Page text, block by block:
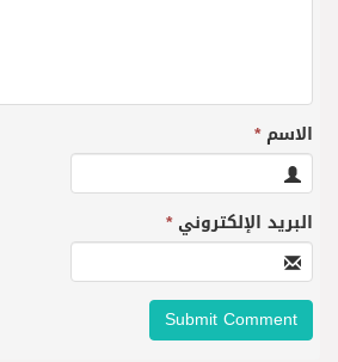
الاسم*
البريد الإلكتروني*